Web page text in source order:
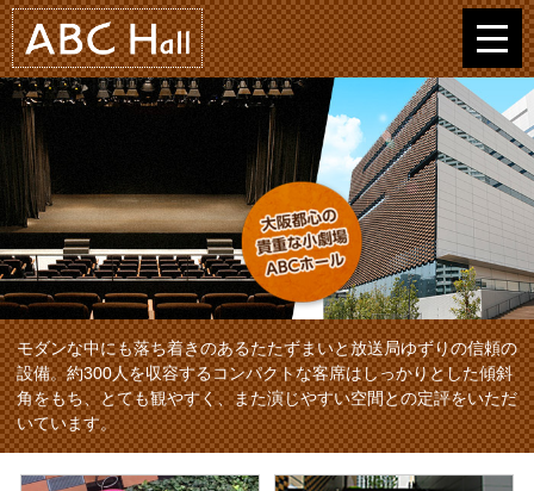
モダンな中にも落ち着きのあるたたずまいと放送局ゆずりの信頼の
設備。約300人を収容するコンパクトな客席はしっかりとした傾斜
角をもち、とても観やすく、また演じやすい空間との定評をいただ
いています。